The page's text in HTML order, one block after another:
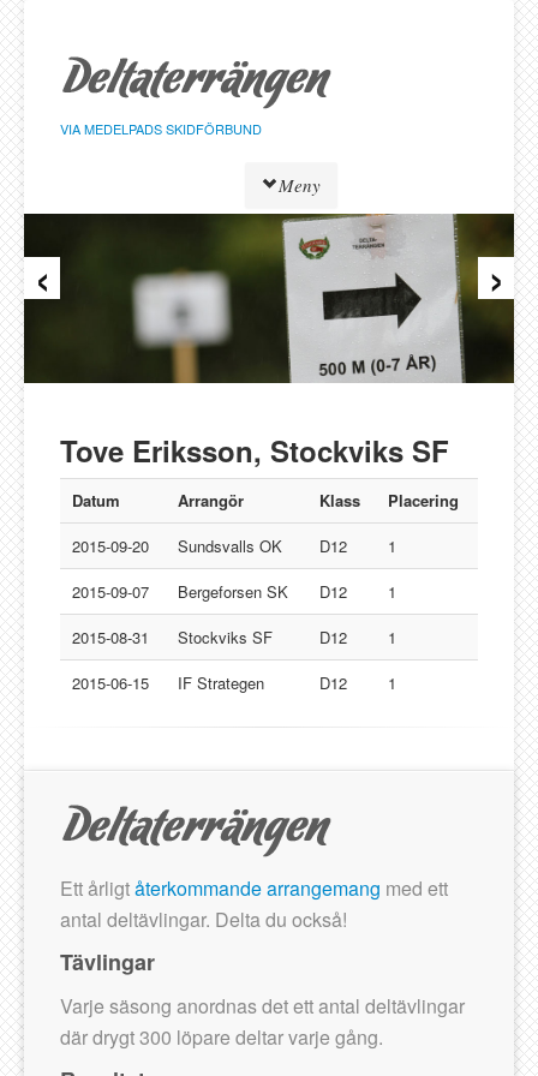
sidans
innehåll
VIA MEDELPADS SKIDFÖRBUND
Meny
Resultat
Föreningar
Bergeforsen SK
IF Strategen
Lucksta IF
Matfors SK
Njurunda SK
Stockviks SF
Sundsvalls OK
‹ ›
Tove Eriksson, Stockviks SF
Datum Arrangör Klass
Placering
2015-09-20
Sundsvalls OK D12
1
2015-09-07
Bergeforsen SK D12
1
2015-08-31
Stockviks SF D12
1
2015-06-15
IF Strategen D12 1
Ett årligtåterkommande arrangemang med ett
antal deltävlingar. Delta du också!
Tävlingar
Varje säsong anordnas det ett antal deltävlingar
där drygt 300 löpare deltar varje gång.